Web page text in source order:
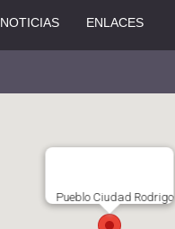
NOTICIAS ENLACES
Pueblo Ciudad Rodrigo